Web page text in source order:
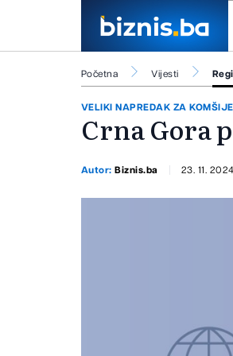
Početna Vijesti
VELIKI NAPREDAK ZA KOMŠIJE
Crna Gora
Autor:Biznis.ba 23. 11. 2024.